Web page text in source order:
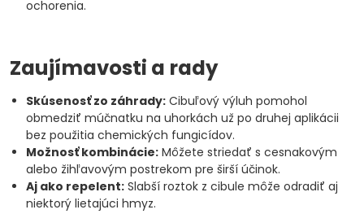
ochorenia.
Zaujímavosti a rady
Skúsenosť zo záhrady: Cibuľový výluh pomohol
obmedziť múčnatku na uhorkách už po druhej aplikácii
bez použitia chemických fungicídov.
Možnosť kombinácie: Môžete striedať s cesnakovým
alebo žihľavovým postrekom pre širší účinok.
Aj ako repelent: Slabší roztok z cibule môže odradiť aj
niektorý lietajúci hmyz.